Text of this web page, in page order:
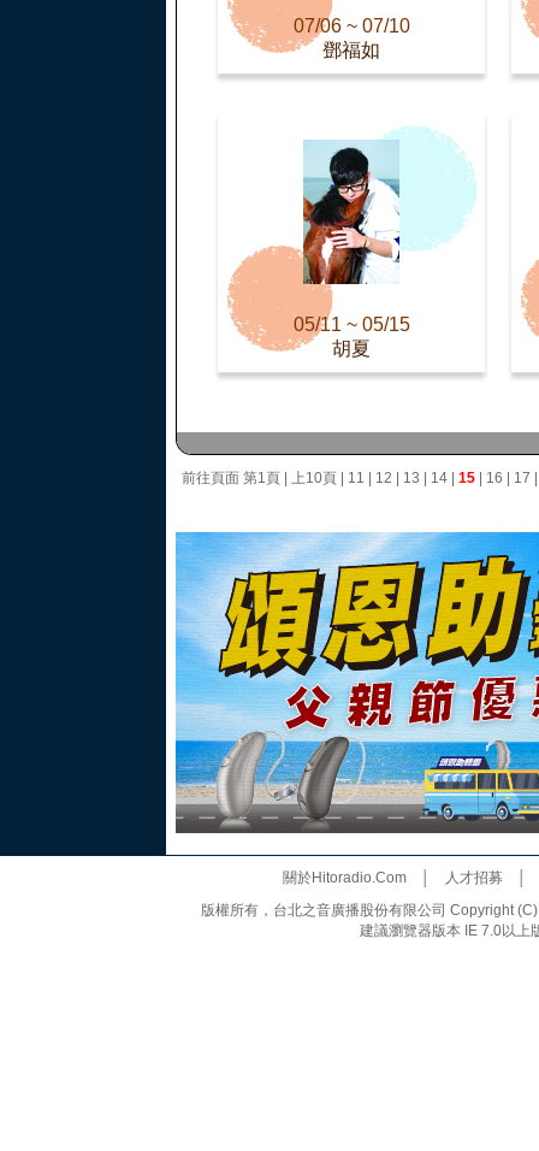
07/06 ~ 07/10
鄧福如
05/11 ~ 05/15
胡夏
前往頁面 第1頁 上10頁 11 12 13 14 15 16 17
關於Hitoradio.Com│ 人才招募
版權所有，台北之音廣播股份有限公司 Copyright
建議瀏覽器版本 IE 7.0以上